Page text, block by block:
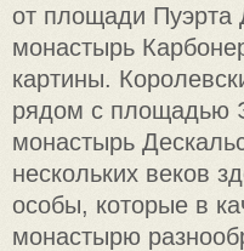
от площади Пуэрта
монастырь
картины.
рядом с площадью
монастырь
нескольких веков
особы, которые в
монастырю